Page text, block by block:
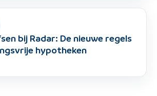
bij Radar: De nieuwe regels
hypotheken